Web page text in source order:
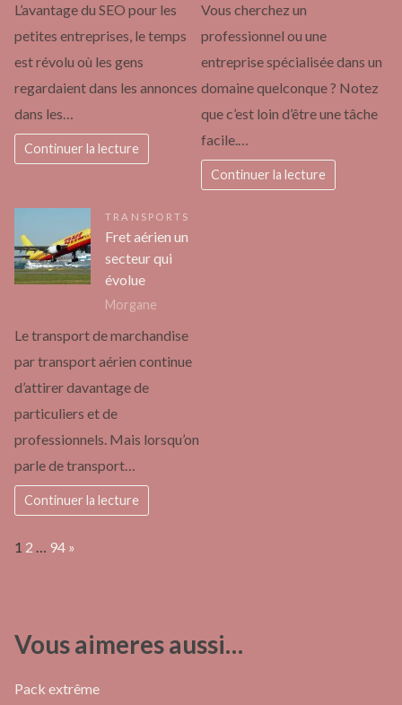
L’avantage du SEO pour les
petites entreprises, le temps
est révolu où les gens
regardaient dans les annonces
dans les…
Continuer la lecture
Vous cherchez un
professionnel ou une
entreprise spécialisée dans un
domaine quelconque ? Notez
que c’est loin d’être une tâche
facile.…
Continuer la lecture
TRANSPORTS
Fret aérien un
secteur qui
évolue
Morgane
Le transport de marchandise
par transport aérien continue
d’attirer davantage de
particuliers et de
professionnels. Mais lorsqu’on
parle de transport…
Continuer la lecture
Page:
1 2 … 94 Next
»
Vous aimeres aussi…
Pack extrême